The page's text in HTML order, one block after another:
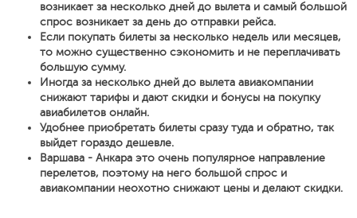
возникает за несколько дней до вылета и самый большой
спрос возникает за день до отправки рейса.
Если покупать билеты за несколько недель или месяцев,
то можно существенно сэкономить и не переплачивать
большую сумму.
Иногда за несколько дней до вылета авиакомпании
снижают тарифы и дают скидки и бонусы на покупку
авиабилетов онлайн.
Удобнее приобретать билеты сразу туда и обратно, так
выйдет гораздо дешевле.
Варшава - Анкара это очень популярное направление
перелетов, поэтому на него большой спрос и
авиакомпании неохотно снижают цены и делают скидки.